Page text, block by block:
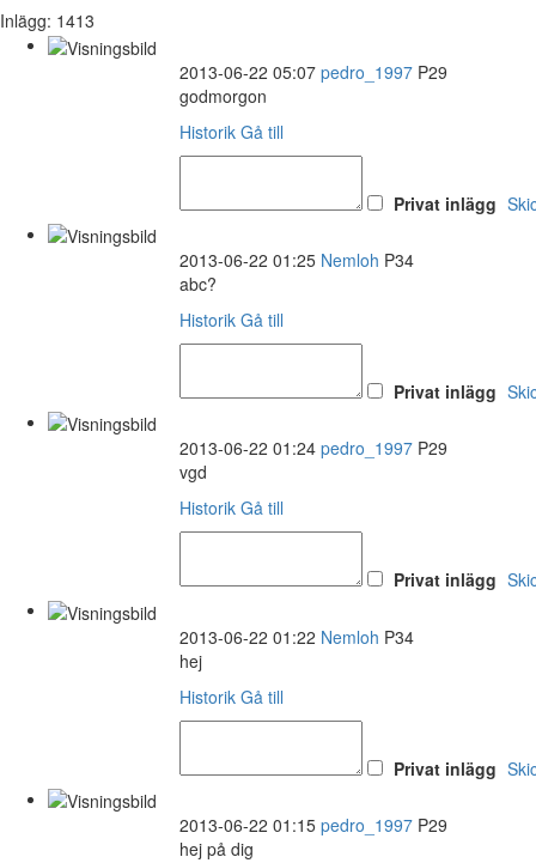
Inlägg: 1413
2013-06-22 05:07 pedro_1997 P29
godmorgon
Historik Gå till
Privat inlägg
2013-06-22 01:25 Nemloh P34
abc?
Historik Gå till
Privat inlägg
2013-06-22 01:24 pedro_1997 P29
vgd
Historik Gå till
Privat inlägg
2013-06-22 01:22 Nemloh P34
hej
Historik Gå till
Privat inlägg
2013-06-22 01:15 pedro_1997 P29
hej på dig